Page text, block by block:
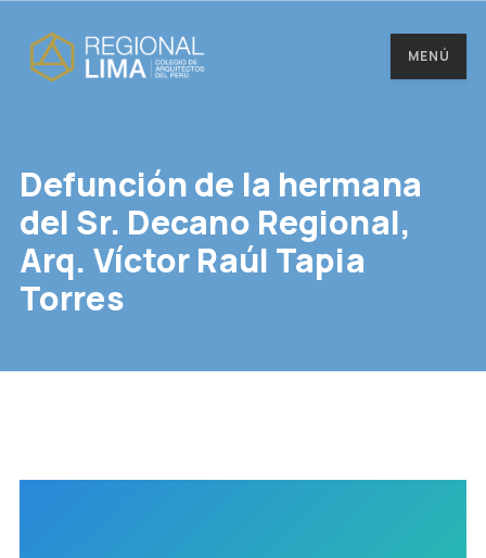
MENÚ
Defunción de la hermana
del Sr. Decano Regional,
Arq. Víctor Raúl Tapia
Torres